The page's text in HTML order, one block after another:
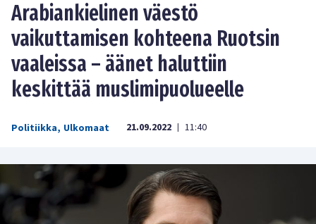
Arabiankielinen väestö
vaikuttamisen kohteena Ruotsin
vaaleissa – äänet haluttiin
keskittää muslimipuolueelle
Politiikka, Ulkomaat 21.09.2022 | 11:40